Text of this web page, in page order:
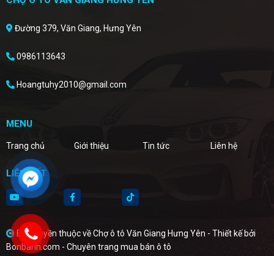
Đường 379, Văn Giang, Hưng Yên
0986113643
Hoangtuhy2010@gmail.com
MENU
Trang chủ Giới thiệu Tin tức Liên hệ
LIÊN KẾT
Bản quyền thuộc về Chợ ô tô Văn Giang Hưng Yên - Thiết kế bởi
Bonbanh.com - Chuyên trang mua bán ô tô